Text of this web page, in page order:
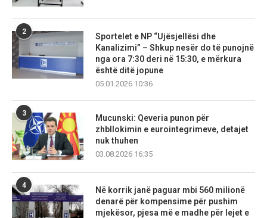
2
Sportelet e NP “Ujësjellësi dhe
Kanalizimi” – Shkup nesër do të punojnë
nga ora 7:30 deri në 15:30, e mërkura
është ditë jopune
05.01.2026 10:36
3
Mucunski: Qeveria punon për
zhbllokimin e eurointegrimeve, detajet
nuk thuhen
03.08.2026 16:35
4
Në korrik janë paguar mbi 560 milionë
denarë për kompensime për pushim
mjekësor, pjesa më e madhe për lejet e